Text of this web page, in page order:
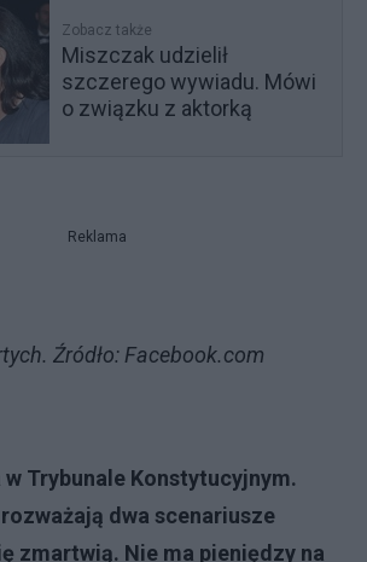
Zobacz także
Miszczak udzielił
szczerego wywiadu. Mówi
o związku z aktorką
Reklama
Źródło: Facebook.com
w Trybunale Konstytucyjnym.
dwa scenariusze
zmartwią. Nie ma pieniędzy na